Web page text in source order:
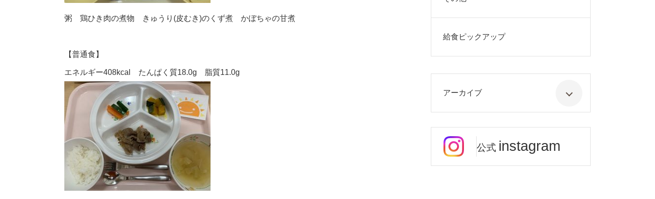
粥 鶏ひき肉の煮物 きゅうり(皮むき)のくず煮 かぼちゃの甘煮
【普通食】
エネルギー408kcal たんぱく質18.0g 脂質11.0g
給食ピックアップ
アーカイブ
公式 instagram